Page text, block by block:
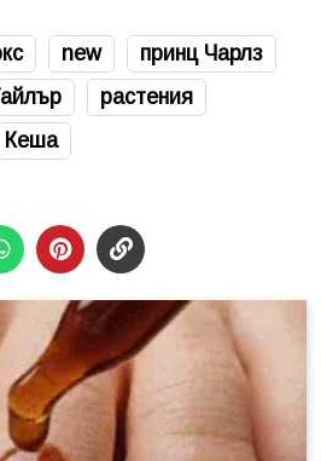
new
принц Чарлз
растения
Кеша